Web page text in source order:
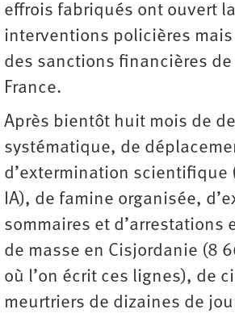
effrois fabriqués ont ouvert
interventions policières
des sanctions financières
France.
Après bientôt huit mois de
systématique, de
d’extermination scientifique
IA), de famine organisée,
sommaires et d’arrestations
de masse en Cisjordanie (8
où l’on écrit ces lignes), de
meurtriers de dizaines de